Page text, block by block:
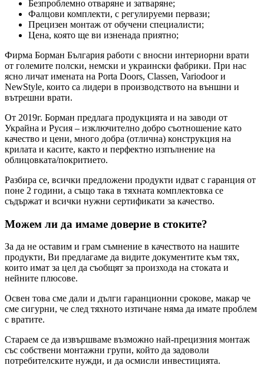
Безпроблемно отваряне и затваряне;
Фалцови комплекти, с регулируеми первази;
Прецизен монтаж от обучени специалисти;
Цена, която ще ви изненада приятно;
Фирма Борман България работи с вносни интериорни врати
от големите полски, немски и украински фабрики. При нас
ясно личат имената на Porta Doors, Classen, Variodoor и
NewStyle, които са лидери в производството на външни и
вътрешни врати.
От 2019г. Борман предлага продукцията и на заводи от
Украйна и Русия – изключително добро съотношение като
качество и цени, много добра (отлична) конструкция на
крилата и касите, както и перфектно изпълнение на
облицовката/покритието.
Разбира се, всички предложени продукти идват с гаранция от
поне 2 години, а също така в тяхната комплектовка се
съдържат и всички нужни сертификати за качество.
Можем ли да имаме доверие в стоките?
За да не оставим и грам съмнение в качеството на нашите
продукти, Ви предлагаме да видите документите към тях,
които имат за цел да съобщят за произхода на стоката и
нейните плюсове.
Освен това сме дали и дълги гаранционни срокове, макар че
сме сигурни, че след тяхното изтичане няма да имате проблем
с вратите.
Стараем се да извършваме възможно най-прецизния монтаж
със собствени монтажни групи, който да задоволи
потребителските нужди, и да осмисли инвестицията.